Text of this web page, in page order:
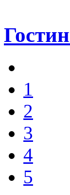
1
2
3
4
5